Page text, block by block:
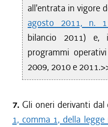
all'entrata in vigore
agosto 2011, n.
bilancio 2011) e,
programmi
2009, 2010 e
7. Gli oneri derivanti
1, comma 1, della